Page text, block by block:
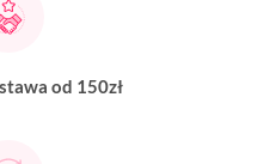
od 150zł